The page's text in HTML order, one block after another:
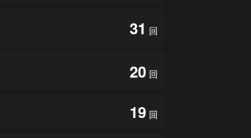
31 回
20 回
19 回